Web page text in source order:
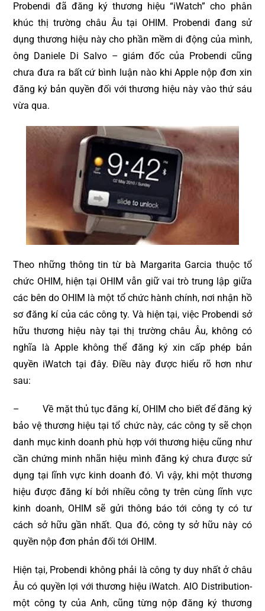
Probendi đã đăng ký thương hiệu “iWatch” cho phân
khúc thị trường châu Âu tại OHIM. Probendi đang sử
dụng thương hiệu này cho phần mềm di động của mình,
ông Daniele Di Salvo – giám đốc của Probendi cũng
chưa đưa ra bất cứ bình luận nào khi Apple nộp đơn xin
đăng ký bản quyền đối với thương hiệu này vào thứ sáu
vừa qua.
Theo những thông tin từ bà Margarita Garcia thuộc tổ
chức OHIM, hiện tại OHIM vẫn giữ vai trò trung lập giữa
các bên do OHIM là một tổ chức hành chính, nơi nhận hồ
sơ đăng kí của các công ty. Và hiện tại, việc Probendi sở
hữu thương hiệu này tại thị trường châu Âu, không có
nghĩa là Apple không thể đăng ký xin cấp phép bản
quyền iWatch tại đây. Điều này được hiểu rõ hơn như
sau:
– Về mặt thủ tục đăng kí, OHIM cho biết để đăng ký
bảo vệ thương hiệu tại tổ chức này, các công ty sẽ chọn
danh mục kinh doanh phù hợp với thương hiệu cũng như
cần chứng minh nhãn hiệu mình đăng ký chưa được sử
dụng tại lĩnh vực kinh doanh đó. Vì vậy, khi một thương
hiệu được đăng kí bởi nhiều công ty trên cùng lĩnh vực
kinh doanh, OHIM sẽ gửi thông báo tới công ty có tư
cách sở hữu gần nhất. Qua đó, công ty sở hữu này có
quyền nộp đơn phản đối tới OHIM.
Hiện tại, Probendi không phải là công ty duy nhất ở châu
Âu có quyền lợi với thương hiệu iWatch. AIO Distribution-
một công ty của Anh, cũng từng nộp đăng ký thương